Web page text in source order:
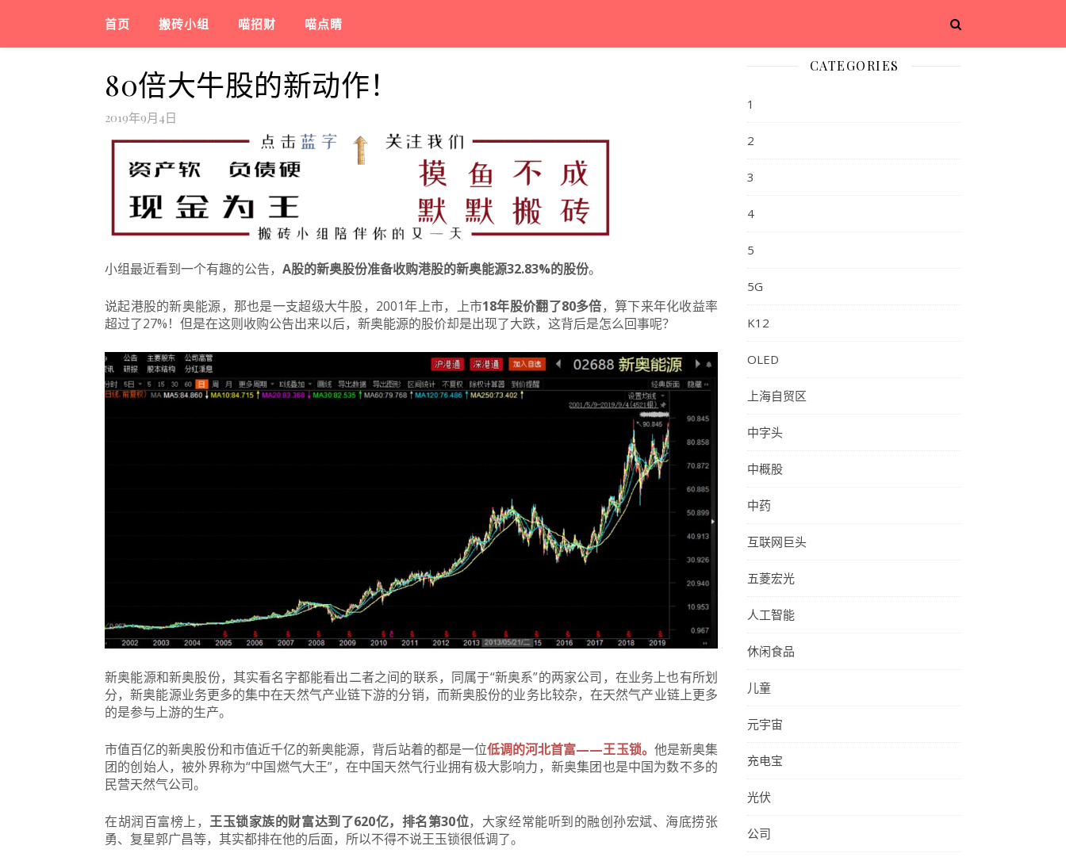
首页 搬砖小组 喵招财 喵点睛
80倍大牛股的新动作！
2019年9月4日
小组最近看到一个有趣的公告， A股的新奥股份准备收购港股的新奥能源32.83%的股份。
说起港股的新奥能源，那也是一支超级大牛股，2001年上市，上市18年股价翻了80多倍，算下来年化收益率
超过了27%！但是在这则收购公告出来以后，新奥能源的股价却是出现了大跌，这背后是怎么回事呢？
新奥能源和新奥股份，其实看名字都能看出二者之间的联系，同属于“新奥系”的两家公司，在业务上也有所划
分，新奥能源业务更多的集中在天然气产业链下游的分销，而新奥股份的业务比较杂，在天然气产业链上更多
的是参与上游的生产。
市值百亿的新奥股份和市值近千亿的新奥能源，背后站着的都是一位低调的河北首富——王玉锁。 他是新奥集
团的创始人，被外界称为“中国燃气大王”，在中国天然气行业拥有极大影响力，新奥集团也是中国为数不多的
民营天然气公司。
在胡润百富榜上，王玉锁家族的财富达到了620亿，排名第30位，大家经常能听到的融创孙宏斌、海底捞张
勇、复星郭广昌等，其实都排在他的后面，所以不得不说王玉锁很低调了。
CATEGORIES
1
2
3
4
5
5G
K12
OLED
上海自贸区
中字头
中概股
中药
互联网巨头
五菱宏光
人工智能
休闲食品
儿童
元宇宙
充电宝
光伏
公司